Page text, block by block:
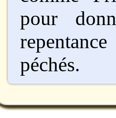
pour
péchés.